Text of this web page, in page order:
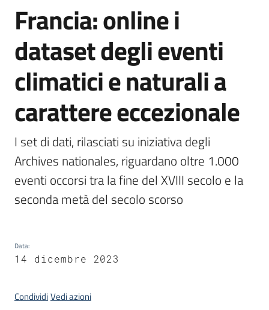
Archivio
storico
Conservazione
Argomenti
su
Salta al contenuto
Francia: online i
dataset degli eventi
climatici e naturali a
carattere eccezionale
I set di dati, rilasciati su iniziativa degli
Archives nationales, riguardano oltre 1.000
eventi occorsi tra la fine del XVIII secolo e la
seconda metà del secolo scorso
Data:
14 dicembre 2023
CondividiVedi azioni